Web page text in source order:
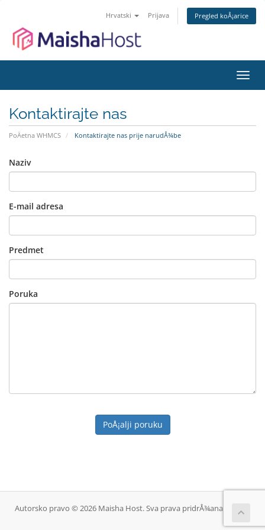
Hrvatski Prijava Pregled koÅ¡arice
Kontaktirajte nas
PoÄetna WHMCS Kontaktirajte nas prije narudÅ¾be
Naziv
E-mail adresa
Predmet
Poruka
PoÅ¡alji poruku
Autorsko pravo © 2026 Maisha Host. Sva prava pridrÅ¾ana.